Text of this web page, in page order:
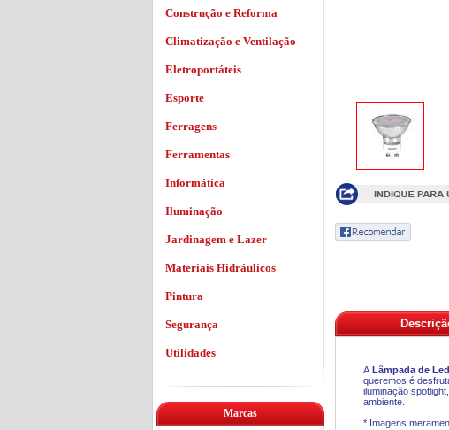
A Lâmpada de
queremos é
iluminação
ambiente.
* Imagens
Construção e Reforma
Climatização e Ventilação
Eletroportáteis
Esporte
Ferragens
Ferramentas
Informática
Iluminação
Jardinagem e Lazer
Materiais Hidráulicos
Pintura
Segurança
Utilidades
Marcas